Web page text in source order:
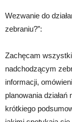
Wezwanie do
zebraniu?”:
Zachęcam
nadchodzącym
informacji,
planowania
krótkiego